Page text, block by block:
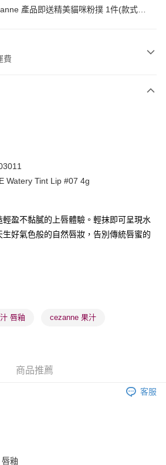
產品即送精美貓咪粉撲 1件(款式隨
費
3個工作天送達
後1-3個工作天送達
。確認發貨後2-5個工作天到店，3天內
會安排重寄
Watery Tint Lip #07 4g
盈不黏膩的上唇體驗。輕抹即可呈現水
好氣色般的自然唇妝，告別傳統唇蜜的
唇釉 cezanne 果汁
商品推薦
客服
唇釉